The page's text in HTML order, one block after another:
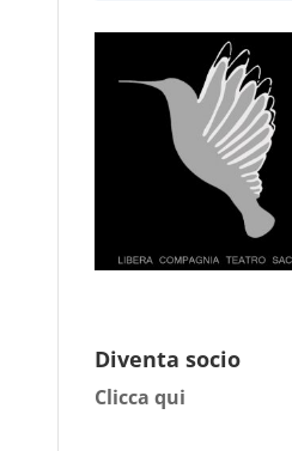
Diventa socio
Clicca qui